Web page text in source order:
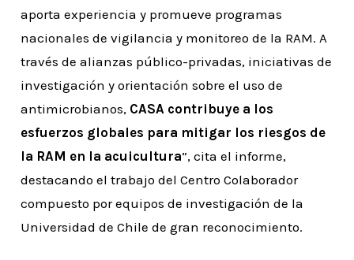
aporta experiencia y promueve programas
nacionales de vigilancia y monitoreo de la RAM. A
través de alianzas público-privadas, iniciativas de
investigación y orientación sobre el uso de
antimicrobianos, CASA contribuye a los
esfuerzos globales para mitigar los riesgos de
la RAM en la acuicultura”, cita el informe,
destacando el trabajo del Centro Colaborador
compuesto por equipos de investigación de la
Universidad de Chile de gran reconocimiento.